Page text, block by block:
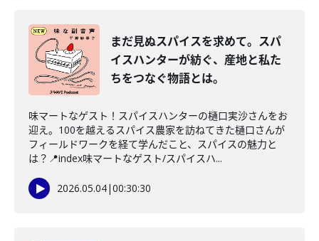
まだ見ぬスパイスを求めて。スパ
イスハンターが紡ぐ、産地と私た
ちをつなぐ物語とは。
味マートなゲスト！スパイスハンターの樋口実沙さんをお
迎え。100を越えるスパイス農家を訪ねてきた樋口さんが
フィールドワークを経て学んだこと、スパイスの魅力と
は？📍index味マートなゲスト/スパイスハ...
2026.05.04|00:30:30